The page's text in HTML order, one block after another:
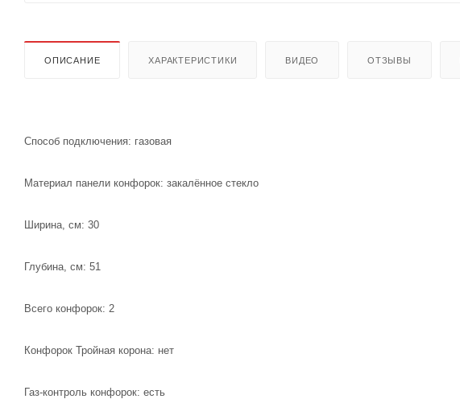
ОПИСАНИЕ ХАРАКТЕРИСТИКИ ВИДЕО ОТЗЫВЫ
Способ подключения: газовая
Материал панели конфорок: закалённое стекло
Ширина, см: 30
Глубина, см: 51
Всего конфорок: 2
Конфорок Тройная корона: нет
Газ-контроль конфорок: есть